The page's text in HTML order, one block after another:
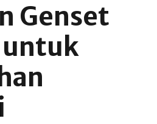
Genset
untuk